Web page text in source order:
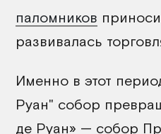
паломников
развивалась
Именно в этот
Руан" собор
де Руан» — собор